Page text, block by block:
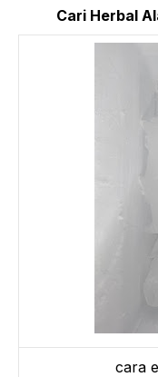
Cari Herbal
cara